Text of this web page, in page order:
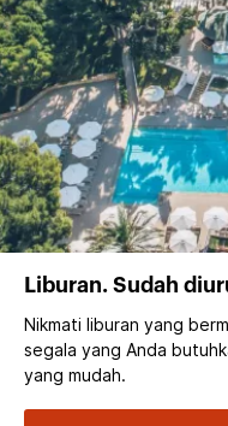
Liburan. Sudah
Nikmati liburan yang
segala yang Anda
yang mudah.